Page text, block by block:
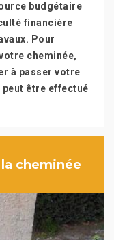
budgétaire
financière
Pour
cheminée,
à passer votre
peut être effectué
cheminée